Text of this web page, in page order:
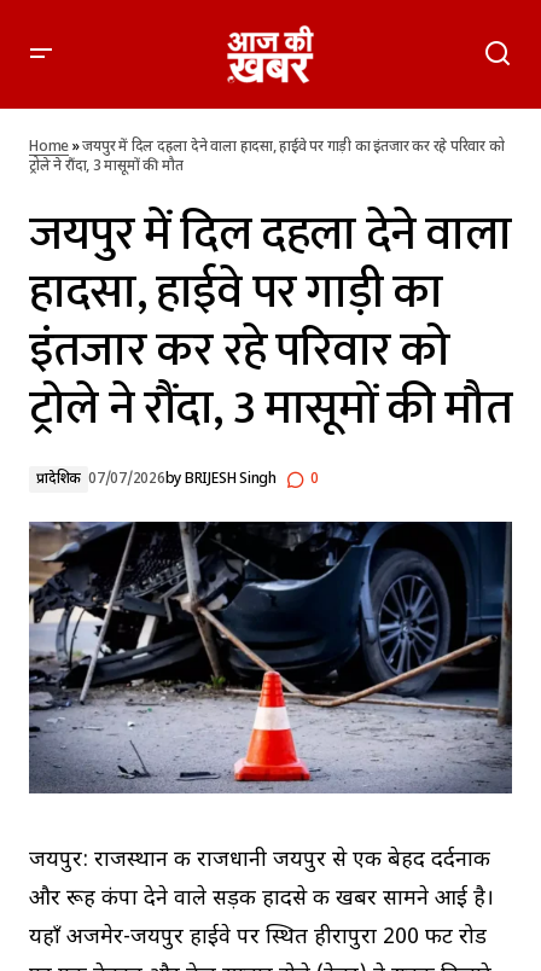
परिवार को ट्रोले ने रौंदा, 3 मासूमों की मौत
Home»जयपुर में दिल दहला देने वाला हादसा, हाईवे पर गाड़ी का इंतजार कर रहे परिवार को
ट्रोले ने रौंदा, 3 मासूमों की मौत
जयपुर में दिल दहला देने वाला
हादसा, हाईवे पर गाड़ी का
इंतजार कर रहे परिवार को
ट्रोले ने रौंदा, 3 मासूमों की मौत
प्रादेशिक 07/07/2026byBRIJESH Singh 0
जयपुर: राजस्थान की राजधानी जयपुर से एक बेहद दर्दनाक
और रूह कंपा देने वाले सड़क हादसे की खबर सामने आई है।
यहाँ अजमेर-जयपुर हाईवे पर स्थित हीरापुरा 200 फीट रोड